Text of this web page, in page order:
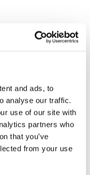
and ads, to
analyse our traffic.
use of our site with
partners who
that you’ve
from your use